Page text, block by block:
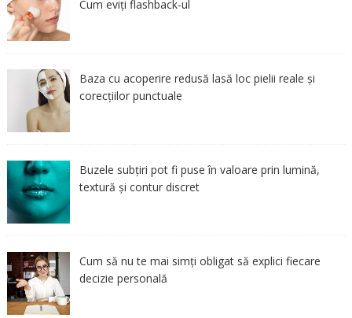
Cum eviți flashback-ul
Baza cu acoperire redusă lasă loc pielii reale și
corecțiilor punctuale
Buzele subțiri pot fi puse în valoare prin lumină,
textură și contur discret
Cum să nu te mai simți obligat să explici fiecare
decizie personală